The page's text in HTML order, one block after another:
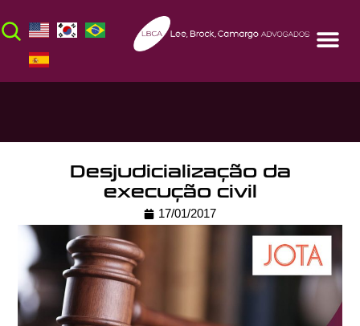
Desjudicialização da
execução civil
17/01/2017